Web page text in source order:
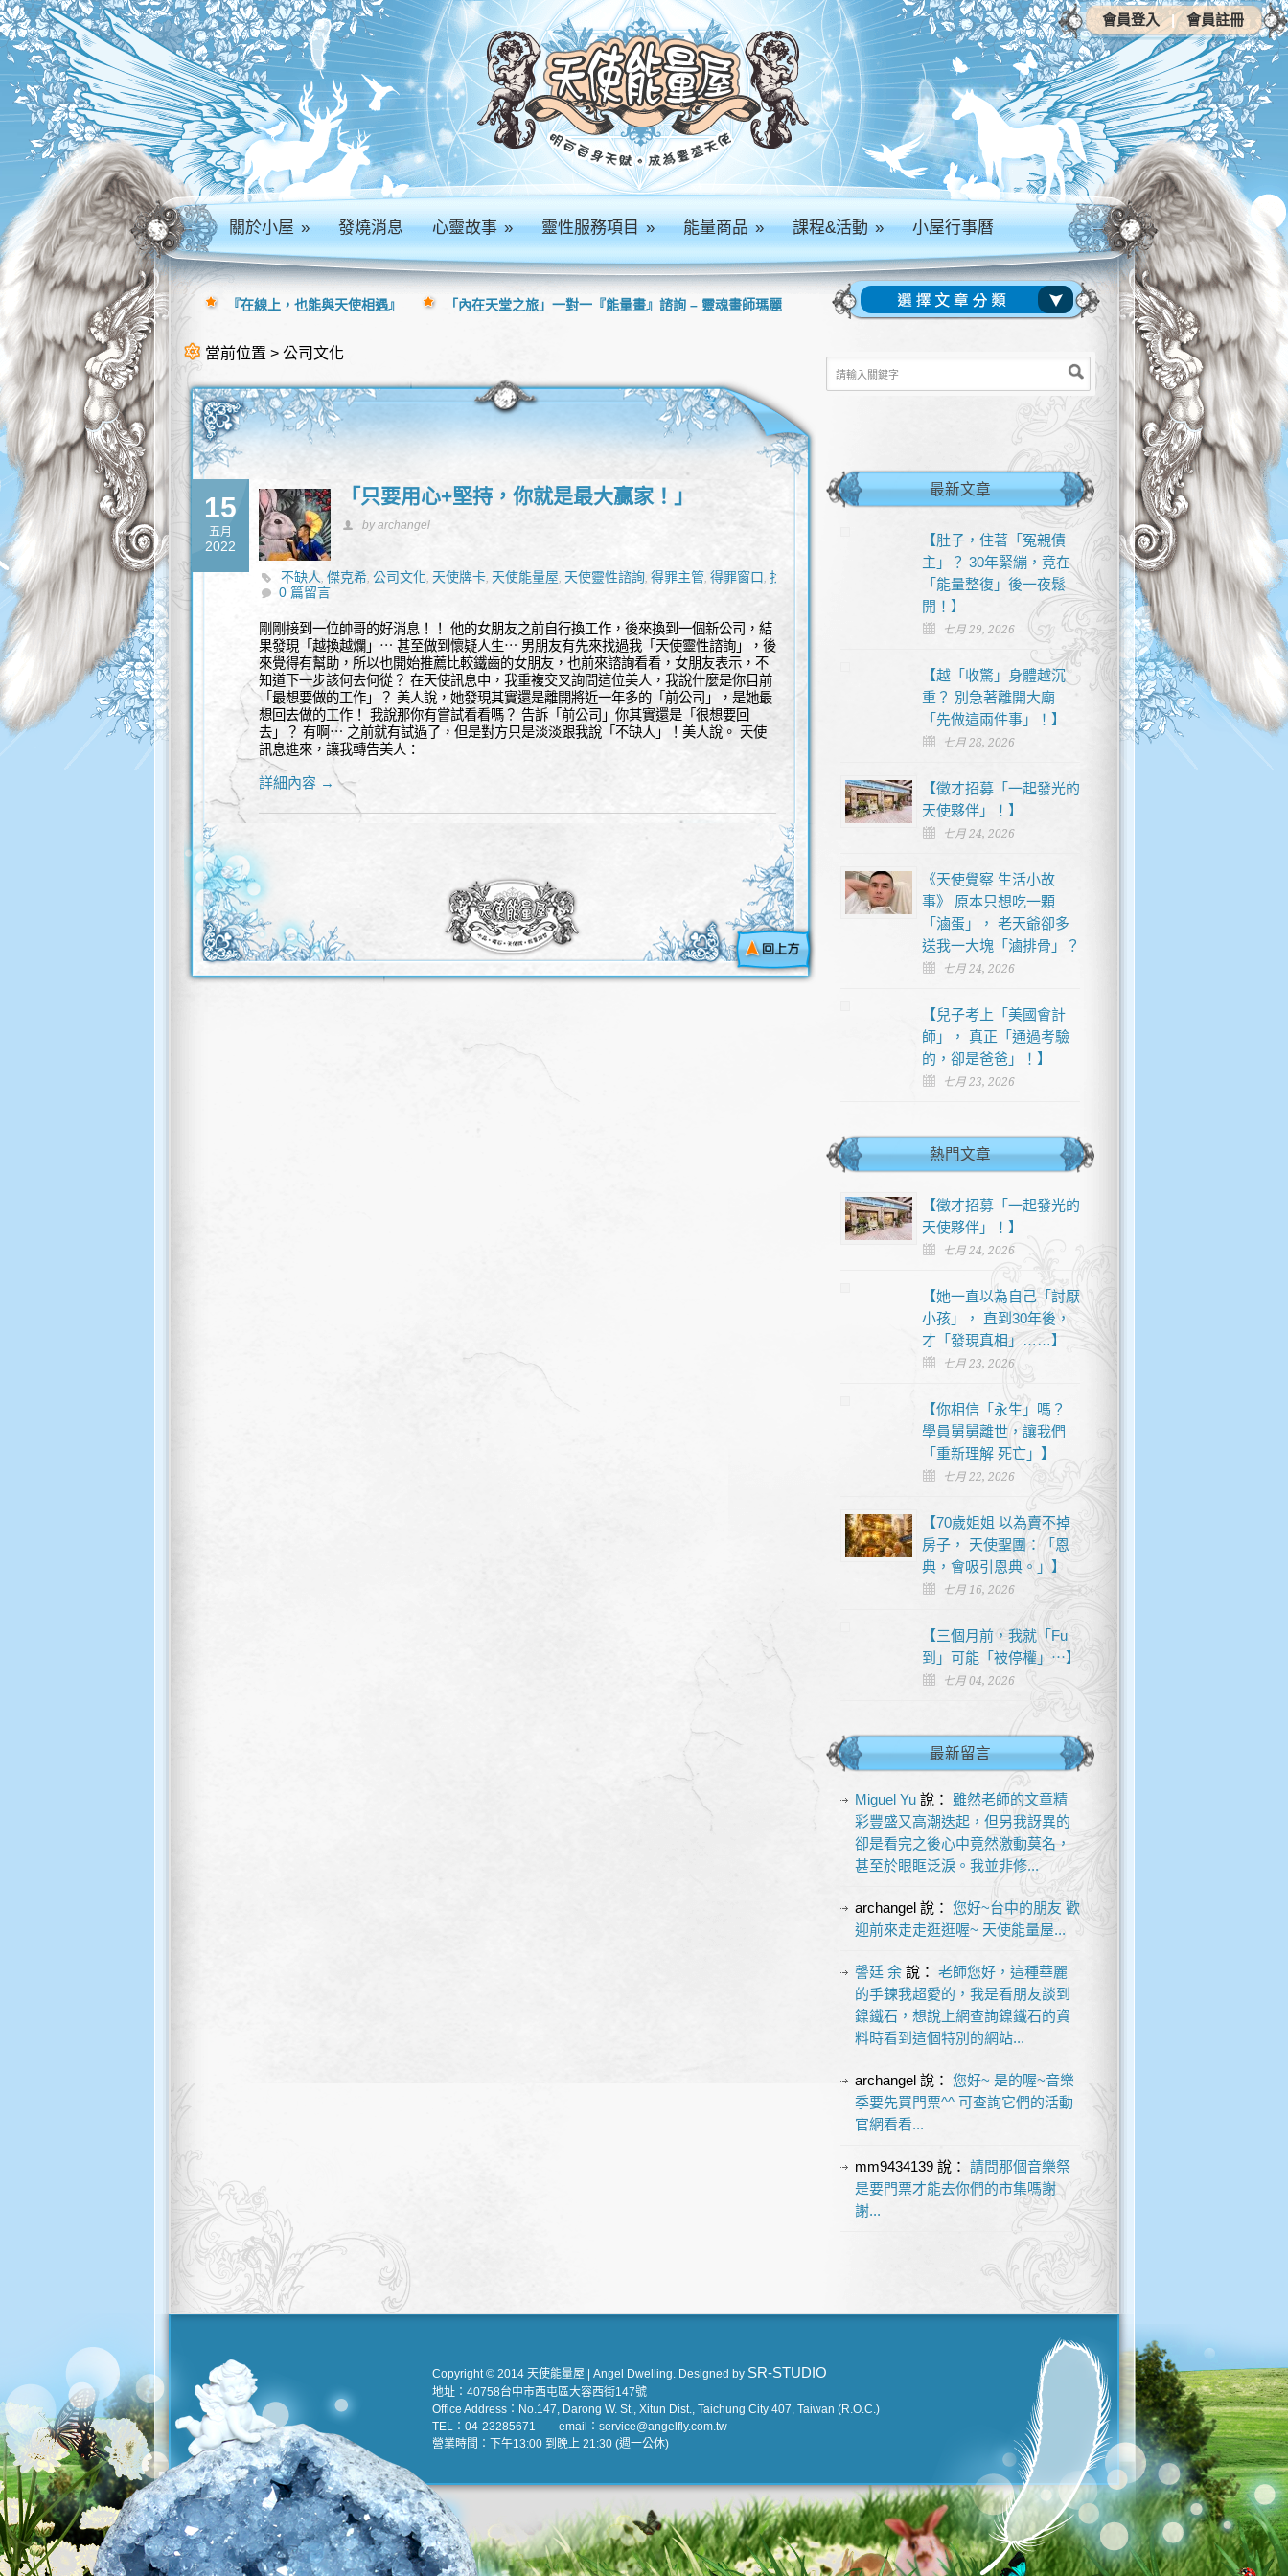
關於小屋» 發燒消息 心靈故事» 靈性服務項目» 能量商品» 課程&活動» 小屋行事曆
當前位置 > 公司文化
15
五月
2022
「只要用心+堅持，你就是最大贏家！」
by archangel
不缺人, 傑克希, 公司文化, 天使牌卡, 天使能量屋, 天使靈性諮詢, 得罪主管, 得罪窗口, 找工
作,換工作
0 篇留言
剛剛接到一位帥哥的好消息！！ 他的女朋友之前自行換工作，後來換到一個新公司，結
果發現「越換越爛」⋯ 甚至做到懷疑人生⋯ 男朋友有先來找過我「天使靈性諮詢」，後
來覺得有幫助，所以也開始推薦比較鐵齒的女朋友，也前來諮詢看看，女朋友表示，不
知道下一步該何去何從？ 在天使訊息中，我重複交叉詢問這位美人，我說什麼是你目前
「最想要做的工作」？ 美人說，她發現其實還是離開將近一年多的「前公司」，是她最
想回去做的工作！ 我說那你有嘗試看看嗎？ 告訴「前公司」你其實還是「很想要回
去」？ 有啊⋯ 之前就有試過了，但是對方只是淡淡跟我說「不缺人」！美人說。 天使
訊息進來，讓我轉告美人：
詳細內容 →
最新文章
【肚子，住著「冤親債
主」？ 30年緊繃，竟在
「能量整復」後一夜鬆
開！】
七月 29, 2026
【越「收驚」身體越沉
重？ 別急著離開大廟
「先做這兩件事」！】
七月 28, 2026
【徵才招募「一起發光的
天使夥伴」！】
七月 24, 2026
《天使覺察 生活小故
事》 原本只想吃一顆
「滷蛋」， 老天爺卻多
送我一大塊「滷排骨」？
七月 24, 2026
【兒子考上「美國會計
師」， 真正「通過考驗
的，卻是爸爸」！】
七月 23, 2026
熱門文章
【徵才招募「一起發光的
天使夥伴」！】
七月 24, 2026
【她一直以為自己「討厭
小孩」， 直到30年後，
才「發現真相」……】
七月 23, 2026
【你相信「永生」嗎？
學員舅舅離世，讓我們
「重新理解 死亡」】
七月 22, 2026
【70歲姐姐 以為賣不掉
房子， 天使聖團：「恩
典，會吸引恩典。」】
七月 16, 2026
【三個月前，我就「Fu
到」可能「被停權」⋯】
七月 04, 2026
最新留言
Miguel Yu說： 雖然老師的文章精
彩豐盛又高潮迭起，但另我訝異的
卻是看完之後心中竟然激動莫名，
甚至於眼眶泛淚。我並非修...
archangel說： 您好~台中的朋友 歡
迎前來走走逛逛喔~ 天使能量屋...
謦廷 余說： 老師您好，這種華麗
的手鍊我超愛的，我是看朋友談到
鎳鐵石，想說上網查詢鎳鐵石的資
料時看到這個特別的網站...
archangel說： 您好~ 是的喔~音樂
季要先買門票^^ 可查詢它們的活動
官網看看...
mm9434139說： 請問那個音樂祭
是要門票才能去你們的市集嗎謝
謝...
『在線上，也能與天使相遇』 「內在天堂之旅」一對一『能量畫』諮詢 – 靈魂畫師瑪麗
Copyright © 2014 天使能量屋 | Angel Dwelling. Designed by SR-STUDIO
地址：40758台中市西屯區大容西街147號
Office Address：No.147, Darong W. St., Xitun Dist., Taichung City 407, Taiwan (R.O.C.)
TEL：04-23285671 email：service@angelfly.com.tw
營業時間：下午13:00 到晚上 21:30 (週一公休)
會員登入 | 會員註冊